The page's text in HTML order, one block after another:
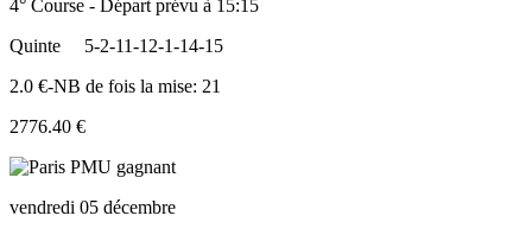
4° Course - Départ prévu à 15:15
Quinte
5-2-11-12-1-14-15
2.0 €-NB de fois la mise: 21
2776.40 €
vendredi 05 décembre